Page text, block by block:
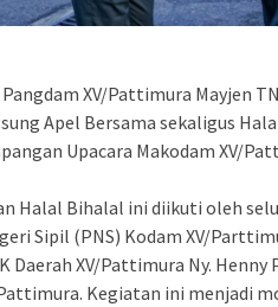
Pangdam XV/Pattimura Mayjen
Apel Bersama sekaligus
Upacara Makodam XV/
Halal Bihalal ini diikuti oleh
Sipil (PNS) Kodam XV/
Daerah XV/Pattimura Ny.
Pattimura. Kegiatan ini menjadi